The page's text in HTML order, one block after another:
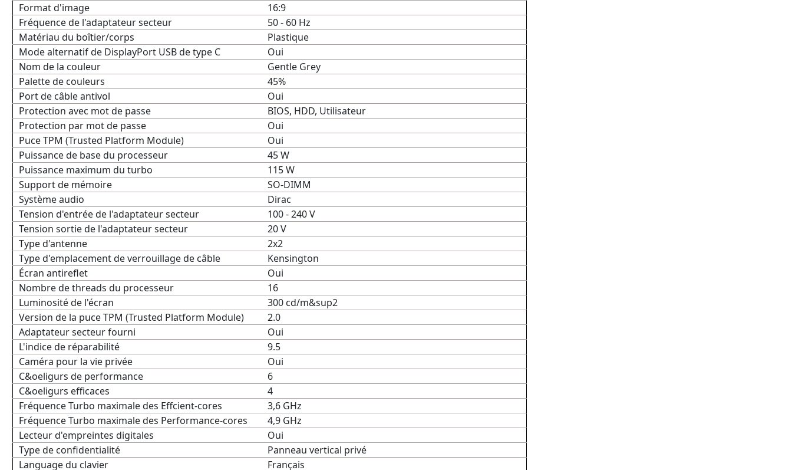
Format d'image
16:9
Fréquence de l'adaptateur secteur
50 - 60 Hz
Matériau du boîtier/corps
Plastique
Mode alternatif de DisplayPort USB de type C
Oui
Nom de la couleur
Gentle Grey
Palette de couleurs
45%
Port de câble antivol
Oui
Protection avec mot de passe
BIOS, HDD, Utilisateur
Protection par mot de passe
Oui
Puce TPM (Trusted Platform Module)
Oui
Puissance de base du processeur
45 W
Puissance maximum du turbo
115 W
Support de mémoire
SO-DIMM
Système audio
Dirac
Tension d'entrée de l'adaptateur secteur
100 - 240 V
Tension sortie de l'adaptateur secteur
20 V
Type d'antenne
2x2
Type d'emplacement de verrouillage de câble
Kensington
Écran antireflet
Oui
Nombre de threads du processeur
16
Luminosité de l'écran
300 cd/m&sup2
Version de la puce TPM (Trusted Platform Module)
2.0
Adaptateur secteur fourni
Oui
L'indice de réparabilité
9.5
Caméra pour la vie privée
Oui
C&oeligurs de performance
6
C&oeligurs efficaces
4
Fréquence Turbo maximale des Effcient-cores
3,6 GHz
Fréquence Turbo maximale des Performance-cores
4,9 GHz
Lecteur d'empreintes digitales
Oui
Type de confidentialité
Panneau vertical privé
Language du clavier
Français